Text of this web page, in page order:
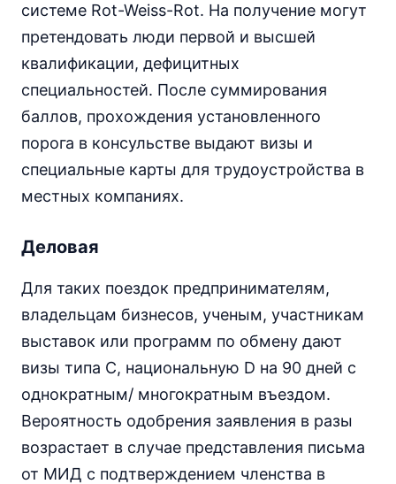
системе Rot-Weiss-Rot. На получение могут
претендовать люди первой и высшей
квалификации, дефицитных
специальностей. После суммирования
баллов, прохождения установленного
порога в консульстве выдают визы и
специальные карты для трудоустройства в
местных компаниях.
Деловая
Для таких поездок предпринимателям,
владельцам бизнесов, ученым, участникам
выставок или программ по обмену дают
визы типа C, национальную D на 90 дней с
однократным/ многократным въездом.
Вероятность одобрения заявления в разы
возрастает в случае представления письма
от МИД с подтверждением членства в